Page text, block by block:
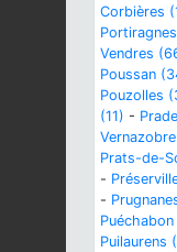
Corbières
Vendres
Poussan
Pouzolles
(11) -
Prats-de-
-
-
Puilaurens